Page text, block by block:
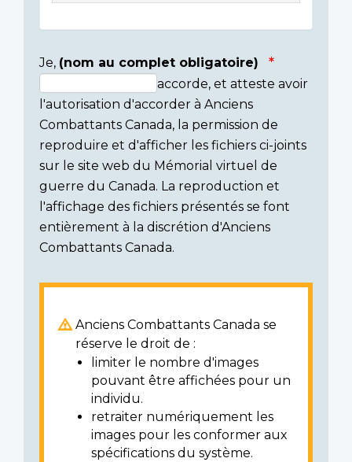
Consent
section
Je, (nom au complet obligatoire)
accorde, et atteste avoir
l'autorisation d'accorder à Anciens
Combattants Canada, la permission de
reproduire et d'afficher les fichiers ci-joints
sur le site web du Mémorial virtuel de
guerre du Canada. La reproduction et
l'affichage des fichiers présentés se font
entièrement à la discrétion d'Anciens
Combattants Canada.
Anciens Combattants Canada se
réserve le droit de :
limiter le nombre d'images
pouvant être affichées pour un
individu.
retraiter numériquement les
images pour les conformer aux
spécifications du système.